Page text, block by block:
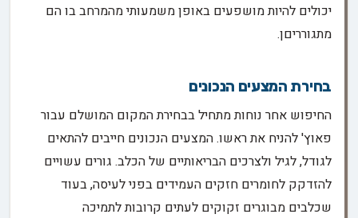
יכולים להיות מושפעים באופן משמעותי מהמרחב בו הם
מתגורריםן.
בחירת המצעים הנכונים
החיפוש אחר נוחות מתחיל בבחירת המקום המושלם עבור
פאוץ' להניח את ראשו. המצעים הנכונים חייבים להתאים
לגודל, לגיל ולצרכים הבריאותיים של הכלב. גורים עשויים
להזדקק לחומרים חזקים העמידים בפני לעיסה, בעוד
שכלבים מבוגרים זקוקים לעתים קרובות לתמיכה